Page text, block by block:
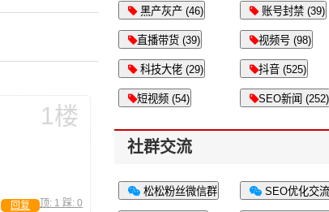
1楼
顶: 1 踩: 0
回复
黑产灰产 (46) 账号封禁 (39)
直播带货 (39) 视频号 (98)
科技大佬 (29) 抖音 (525)
短视频 (54) SEO新闻 (252)
社群交流
松松粉丝微信群 SEO优化交